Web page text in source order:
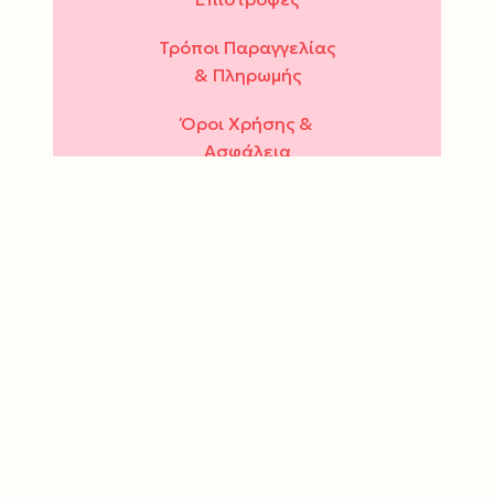
Τρόποι Παραγγελίας
& Πληρωμής
Όροι Χρήσης &
Ασφάλεια